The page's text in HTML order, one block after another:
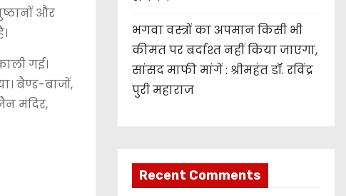
और
गई।
बैण्ड-बाजों,
मंदिर,
भगवा वस्त्रों का अपमान किसी भी
कीमत पर बर्दाश्त नहीं किया जाएगा,
सांसद माफी मांगें : श्रीमहंत डॉ. रविंद्र
पुरी महाराज
Recent Comments